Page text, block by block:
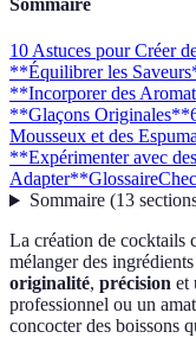
Sommaire
10 Astuces pour Créer
**Équilibrer les
**Incorporer des
**Glaçons Originales**
Mousseux et des
**Expérimenter avec
Adapter**Glossaire
Sommaire(13
La création de cocktails
mélanger des
originalité, précision et
professionnel ou un
concocter des boissons